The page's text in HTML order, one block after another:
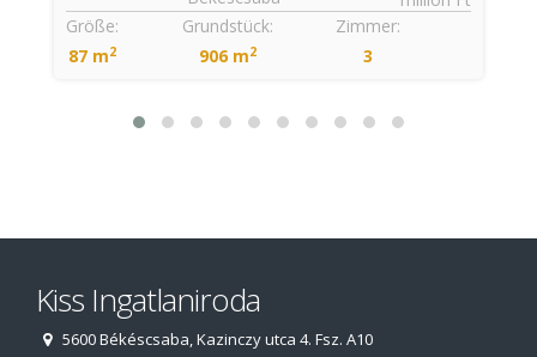
Zimmer:
3
Größe:
87 m2
Grundstück:
906 m2
Kiss Ingatlaniroda
5600 Békéscsaba, Kazinczy utca 4. Fsz. A10